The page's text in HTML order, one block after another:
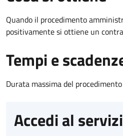
Quando il procedimento
positivamente si ottiene un
Tempi e
Durata massima del
Accedi al